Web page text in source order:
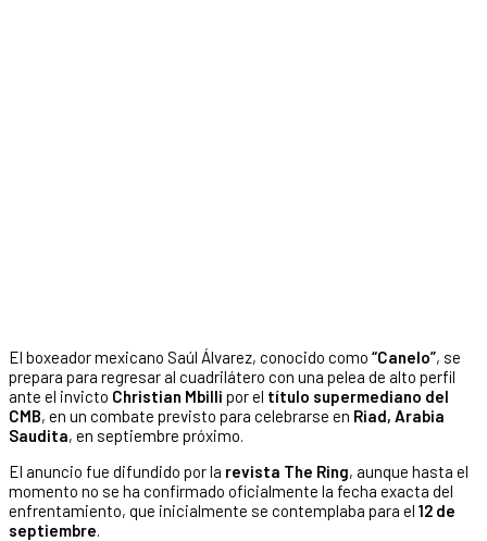
El boxeador mexicano Saúl Álvarez, conocido como “Canelo”, se
prepara para regresar al cuadrilátero con una pelea de alto perfil
ante el invicto Christian Mbilli por el título supermediano del
CMB, en un combate previsto para celebrarse en Riad, Arabia
Saudita, en septiembre próximo.
El anuncio fue difundido por la revista The Ring, aunque hasta el
momento no se ha confirmado oficialmente la fecha exacta del
enfrentamiento, que inicialmente se contemplaba para el 12 de
septiembre.